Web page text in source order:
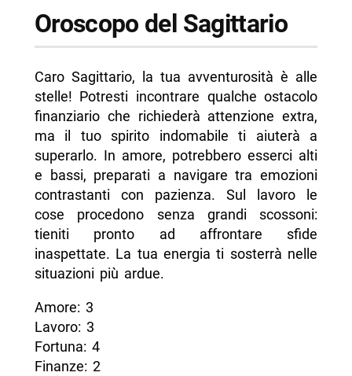
Oroscopo del Sagittario
Caro Sagittario, la tua avventurosità è alle
stelle! Potresti incontrare qualche ostacolo
finanziario che richiederà attenzione extra,
ma il tuo spirito indomabile ti aiuterà a
superarlo. In amore, potrebbero esserci alti
e bassi, preparati a navigare tra emozioni
contrastanti con pazienza. Sul lavoro le
cose procedono senza grandi scossoni:
tieniti pronto ad affrontare sfide
inaspettate. La tua energia ti sosterrà nelle
situazioni più ardue.
Amore: 3
Lavoro: 3
Fortuna: 4
Finanze: 2